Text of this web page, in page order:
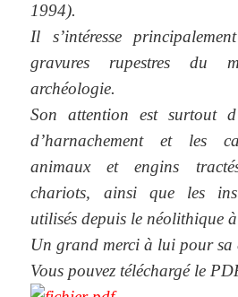
1994).
Il s’intéresse
gravures rupestres du
archéologie.
Son attention est surtout
d’harnachement et les
animaux et engins
chariots, ainsi que les
utilisés depuis le néolithique
Un grand merci à lui pour
Vous pouvez téléchargé le